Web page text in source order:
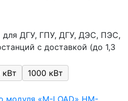
для ДГУ, ГПУ, ДГУ, ДЭС, ПЭС,
с доставкой (до 1,3
кВт 1000 кВт